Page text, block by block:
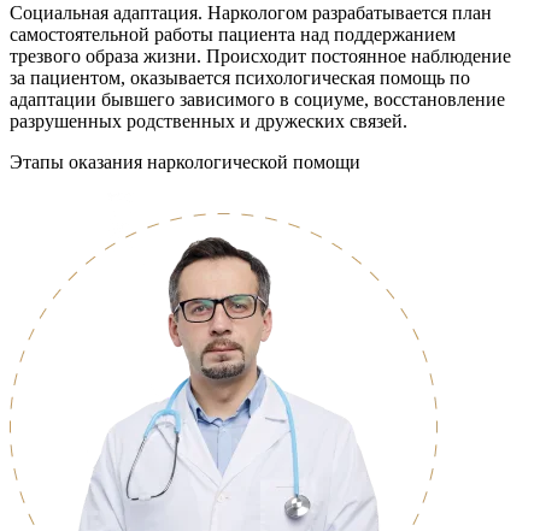
Социальная адаптация. Наркологом разрабатывается план
самостоятельной работы пациента над поддержанием
трезвого образа жизни. Происходит постоянное наблюдение
за пациентом, оказывается психологическая помощь по
адаптации бывшего зависимого в социуме, восстановление
разрушенных родственных и дружеских связей.
Этапы оказания наркологической помощи